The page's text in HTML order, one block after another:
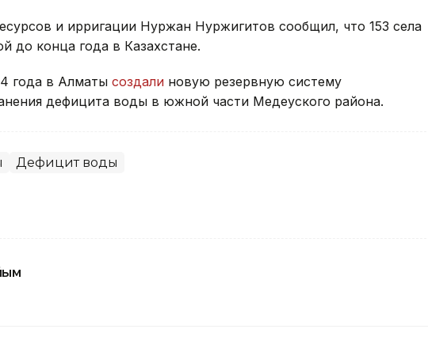
и ирригации Нуржан Нуржигитов сообщил, что 153 села
до конца года в Казахстане.
года в Алматы создали новую резервную систему
дефицита воды в южной части Медеуского района.
Дефицит воды